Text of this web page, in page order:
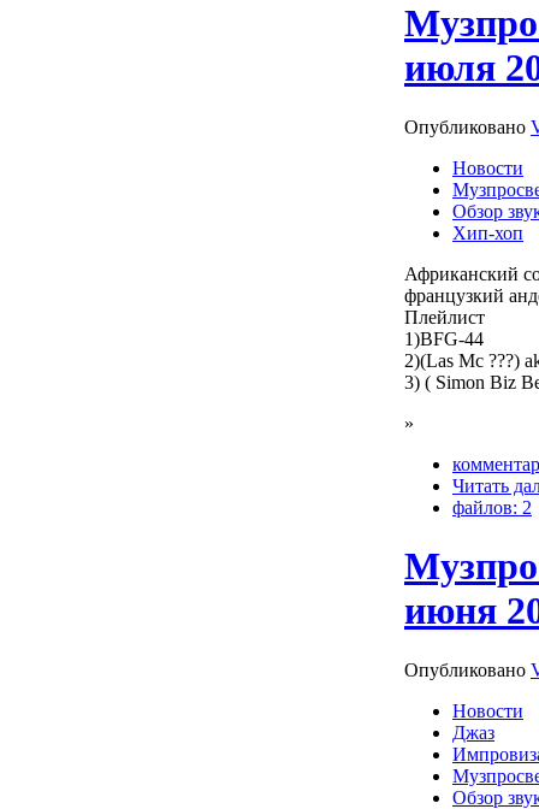
июля
Опубликовано
Новости
Обзор
Хип-хоп
Африканский
французкий
Плейлист
1)BFG-44
2)(Las Mc ???)
3) ( Simon Biz
»
Читать
файлов: 2
июня
Опубликовано
Новости
Джаз
Обзор